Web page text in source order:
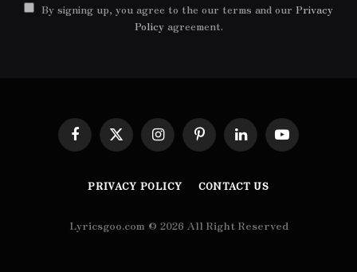
By signing up, you agree to the our terms and our Privacy
Policyagreement.
Facebook
X
(Twitter)
InstagramPinterestLinkedInYouTube
PRIVACY POLICY CONTACT US
Lyricsgoo.com © 2026 All Right Reserved